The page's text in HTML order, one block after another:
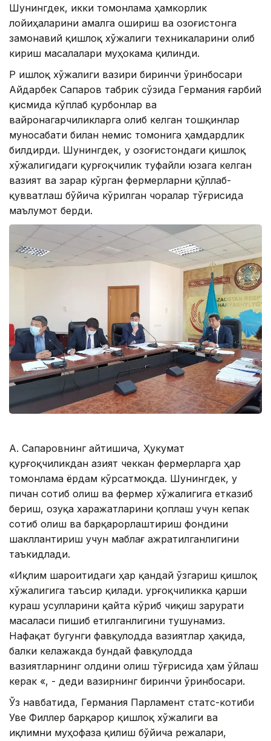
Шунингдек, икки томонлама ҳамкорлик
лойиҳаларини амалга ошириш ва Қозоғистонга
замонавий қишлоқ хўжалиги техникаларини олиб
кириш масалалари муҳокама қилинди.
ҚР Қишлоқ хўжалиги вазири биринчи ўринбосари
Айдарбек Сапаров табрик сўзида Германия ғарбий
қисмида кўплаб қурбонлар ва
вайронагарчиликларга олиб келган тошқинлар
муносабати билан немис томонига ҳамдардлик
билдирди. Шунингдек, у Қозоғистондаги қишлоқ
хўжалигидаги қурғоқчилик туфайли юзага келган
вазият ва зарар кўрган фермерларни қўллаб-
қувватлаш бўйича кўрилган чоралар тўғрисида
маълумот берди.
А. Сапаровнинг айтишича, Ҳукумат
қурғоқчиликдан азият чеккан фермерларга ҳар
томонлама ёрдам кўрсатмоқда. Шунингдек, у
пичан сотиб олиш ва фермер хўжалигига етказиб
бериш, озуқа харажатларини қоплаш учун кепак
сотиб олиш ва барқарорлаштириш фондини
шакллантириш учун маблағ ажратилганлигини
таъкидлади.
«Иқлим шароитидаги ҳар қандай ўзгариш қишлоқ
хўжалигига таъсир қилади. Қурғоқчиликка қарши
кураш усулларини қайта кўриб чиқиш зарурати
масаласи пишиб етилганлигини тушунамиз.
Нафақат бугунги фавқулодда вазиятлар ҳақида,
балки келажакда бундай фавқулодда
вазиятларнинг олдини олиш тўғрисида ҳам ўйлаш
керак «, - деди вазирнинг биринчи ўринбосари.
Ўз навбатида, Германия Парламент статс-котиби
Уве Филлер барқарор қишлоқ хўжалиги ва
иқлимни муҳофаза қилиш бўйича режалари,